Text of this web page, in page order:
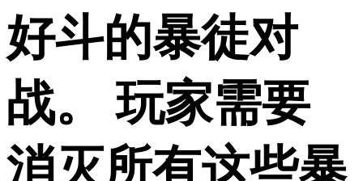
好斗的暴徒对
战。 玩家需要
消灭所有这些暴